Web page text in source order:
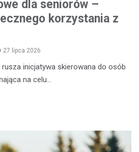
dla seniorów –
korzystania z
27 lipca 2026
inicjatywa skierowana do osób
na celu…